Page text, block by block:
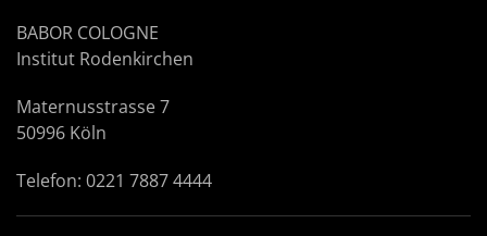
BABOR COLOGNE
Institut Rodenkirchen
Maternusstrasse 7
50996 Köln
Telefon: 0221 7887 4444